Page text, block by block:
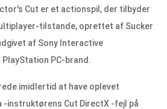
Cut er et actionspil, der tilbyder
tilstande, oprettet af Sucker
af Sony Interactive
PC-brand.
imidlertid at have oplevet
-instruktørens Cut DirectX -fejl på